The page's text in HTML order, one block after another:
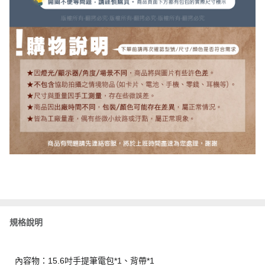
規格說明
內容物：15.6吋手提筆電包*1、背帶*1